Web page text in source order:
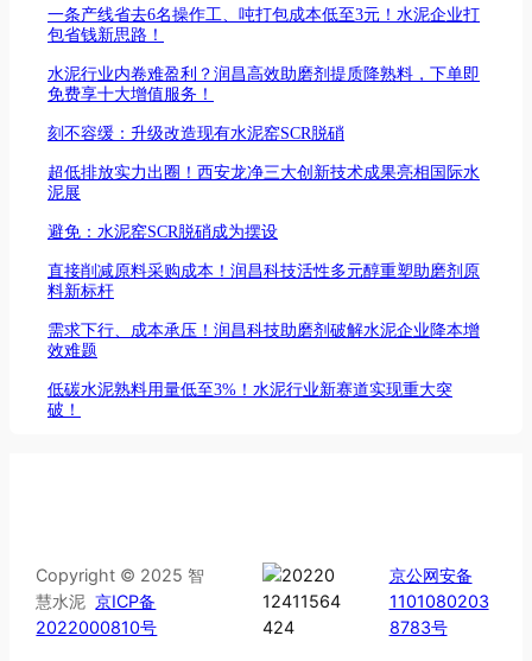
一条产线省去6名操作工、吨打包成本低至3元！水泥企业打
包省钱新思路！
水泥行业内卷难盈利？润昌高效助磨剂提质降熟料，下单即
免费享十大增值服务！
刻不容缓：升级改造现有水泥窑SCR脱硝
超低排放实力出圈！西安龙净三大创新技术成果亮相国际水
泥展
避免：水泥窑SCR脱硝成为摆设
直接削减原料采购成本！润昌科技活性多元醇重塑助磨剂原
料新标杆
需求下行、成本承压！润昌科技助磨剂破解水泥企业降本增
效难题
低碳水泥熟料用量低至3%！水泥行业新赛道实现重大突
破！
Copyright © 2025 智
慧水泥京ICP备
2022000810号
京公网安备
1101080203
8783号